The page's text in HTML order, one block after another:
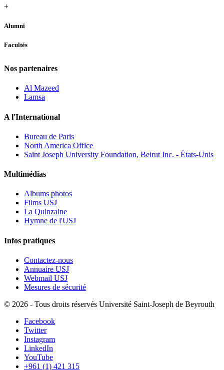
+
Alumni
Facultés
Nos partenaires
Al Mazeed
Lamsa
A l'International
Bureau de Paris
North America Office
Saint Joseph University Foundation, Beirut Inc. - États-Unis
Multimédias
Albums photos
Films USJ
La Quinzaine
Hymne de l'USJ
Infos pratiques
Contactez-nous
Annuaire USJ
Webmail USJ
Mesures de sécurité
© 2026 - Tous droits réservés Université Saint-Joseph de Beyrouth
Facebook
Twitter
Instagram
LinkedIn
YouTube
+961 (1) 421 315